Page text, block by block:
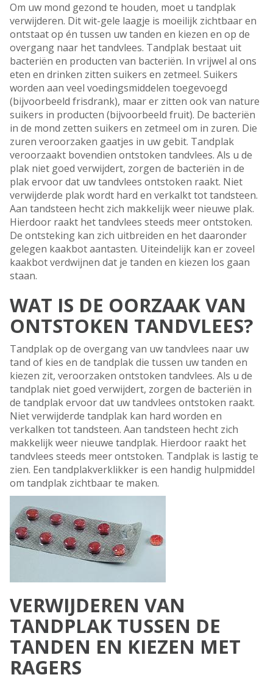
Om uw mond gezond te houden, moet u tandplak
verwijderen. Dit wit-gele laagje is moeilijk zichtbaar en
ontstaat op én tussen uw tanden en kiezen en op de
overgang naar het tandvlees. Tandplak bestaat uit
bacteriën en producten van bacteriën. In vrijwel al ons
eten en drinken zitten suikers en zetmeel. Suikers
worden aan veel voedingsmiddelen toegevoegd
(bijvoorbeeld frisdrank), maar er zitten ook van nature
suikers in producten (bijvoorbeeld fruit). De bacteriën
in de mond zetten suikers en zetmeel om in zuren. Die
zuren veroorzaken gaatjes in uw gebit. Tandplak
veroorzaakt bovendien ontstoken tandvlees. Als u de
plak niet goed verwijdert, zorgen de bacteriën in de
plak ervoor dat uw tandvlees ontstoken raakt. Niet
verwijderde plak wordt hard en verkalkt tot tandsteen.
Aan tandsteen hecht zich makkelijk weer nieuwe plak.
Hierdoor raakt het tandvlees steeds meer ontstoken.
De ontsteking kan zich uitbreiden en het daaronder
gelegen kaakbot aantasten. Uiteindelijk kan er zoveel
kaakbot verdwijnen dat je tanden en kiezen los gaan
staan.
WAT IS DE OORZAAK VAN
ONTSTOKEN TANDVLEES?
Tandplak op de overgang van uw tandvlees naar uw
tand of kies en de tandplak die tussen uw tanden en
kiezen zit, veroorzaken ontstoken tandvlees. Als u de
tandplak niet goed verwijdert, zorgen de bacteriën in
de tandplak ervoor dat uw tandvlees ontstoken raakt.
Niet verwijderde tandplak kan hard worden en
verkalken tot tandsteen. Aan tandsteen hecht zich
makkelijk weer nieuwe tandplak. Hierdoor raakt het
tandvlees steeds meer ontstoken. Tandplak is lastig te
zien. Een tandplakverklikker is een handig hulpmiddel
om tandplak zichtbaar te maken.
VERWIJDEREN VAN
TANDPLAK TUSSEN DE
TANDEN EN KIEZEN MET
RAGERS